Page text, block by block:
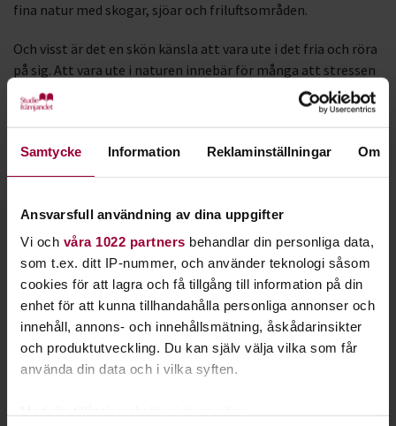
Samtycke Information Reklaminställningar Om
Ansvarsfull användning av dina uppgifter
Vi och våra 1022 partners behandlar din personliga data,
som t.ex. ditt IP-nummer, och använder teknologi såsom
cookies för att lagra och få tillgång till information på din
enhet för att kunna tillhandahålla personliga annonser och
innehåll, annons- och innehållsmätning, åskådarinsikter
och produktutveckling. Du kan själv välja vilka som får
använda din data och i vilka syften.
fina natur med skogar, sjöar och friluftsområden.
Och visst är det en skön känsla att vara ute i det fria och röra
på sig. Att vara ute i naturen innebär för många att stressen
minskar och att det blir lättare att leva i nuet.
Studiefrämjandet anordnar friluftsverksamhet tillsammans
med bland annatFriluftsfrämjandet
och
Fältbiologerna
.
Kontakt